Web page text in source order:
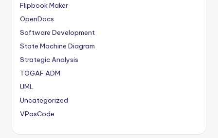
Flipbook Maker
OpenDocs
Software Development
State Machine Diagram
Strategic Analysis
TOGAF ADM
UML
Uncategorized
VPasCode